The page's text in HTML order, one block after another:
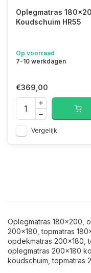
Oplegmatras
Koudschuim HR55
Op voorraad
7-10 werkdagen
€369,00
Vergelijk
Oplegmatras 180x200,
200x180, topmatras
opdekmatras 200x180,
oplegmatras 200x180
koudschuim, topmatras